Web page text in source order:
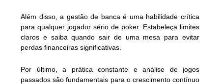
Além disso, a gestão de banca é uma habilidade crítica
para qualquer jogador sério de poker. Estabeleça limites
claros e saiba quando sair de uma mesa para evitar
perdas financeiras significativas.
Por último, a prática constante e análise de jogos
passados são fundamentais para o crescimento contínuo